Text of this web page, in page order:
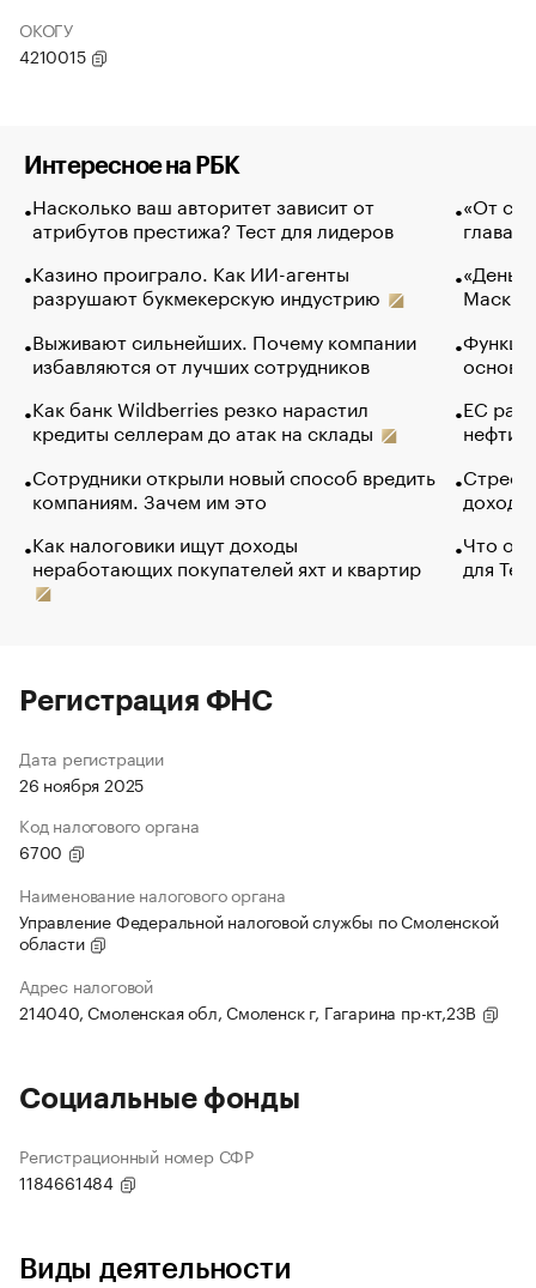
ОКОГУ
4210015
Интересное на РБК
Насколько ваш авторитет зависит от
атрибутов престижа? Тест для лидеров
Казино проиграло. Как ИИ-агенты
разрушают букмекерскую индустрию
Выживают сильнейших. Почему компании
избавляются от лучших сотрудников
Как банк Wildberries резко нарастил
кредиты селлерам до атак на склады
Сотрудники открыли новый способ вредить
компаниям. Зачем им это
Как налоговики ищут доходы
неработающих покупателей яхт и квартир
«От
глава
Маск в
основ
ЕС
нефти
Что
для
Регистрация ФНС
Дата регистрации
26 ноября 2025
Код налогового органа
6700
Наименование налогового органа
Управление Федеральной налоговой службы по Смоленской
области
Адрес налоговой
214040, Смоленская обл, Смоленск г, Гагарина пр-кт,23В
Социальные фонды
Регистрационный номер СФР
1184661484
Виды деятельности